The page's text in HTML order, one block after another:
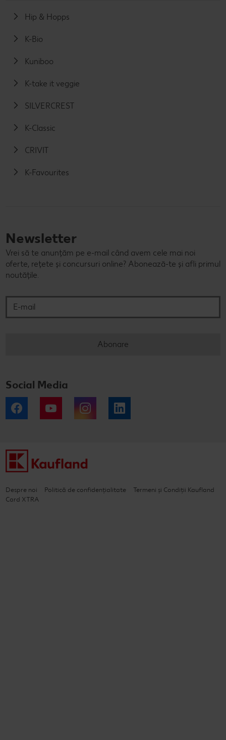
Hip & Hopps
K-Bio
Kuniboo
K-take it veggie
SILVERCREST
K-Classic
CRIVIT
K-Favourites
Newsletter
Vrei să te anunțăm pe e-mail când avem cele mai noi
oferte, rețete și concursuri online? Abonează-te și afli primul
noutățile.
Abonare
Social Media
Facebook YouTube Instagram
Despre noi Politică de confidențialitate
Termeni și Condiții Kaufland
Card XTRA